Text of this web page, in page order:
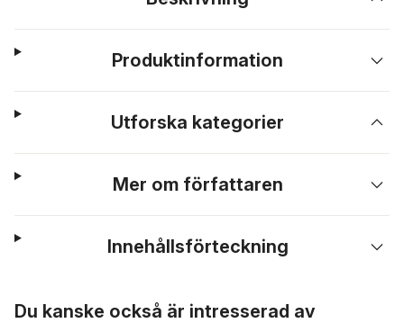
Produktinformation
Utforska kategorier
Mer om författaren
Innehållsförteckning
Du kanske också är intresserad av